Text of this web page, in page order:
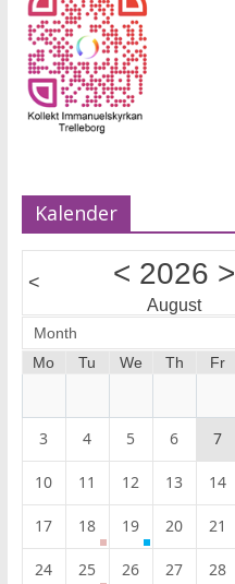
Kalender
< < 2026 >
August
Month
Mo
Tu We Th Fr
3 4 5 6 7
10 11 12 13 14
17 18 19 20 21
24 25 26 27 28